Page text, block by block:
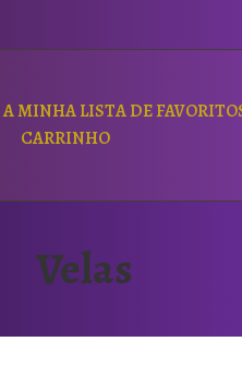
A MINHA LISTA DE
CARRINHO
Velas